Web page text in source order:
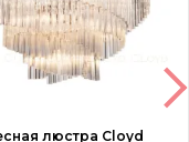
люстра Cloyd